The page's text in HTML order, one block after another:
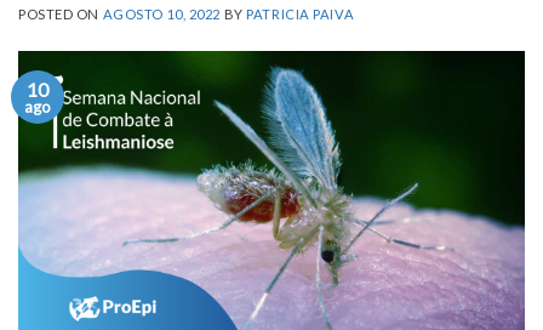
POSTED ON AGOSTO 10, 2022 BYPATRICIA PAIVA
10
ago